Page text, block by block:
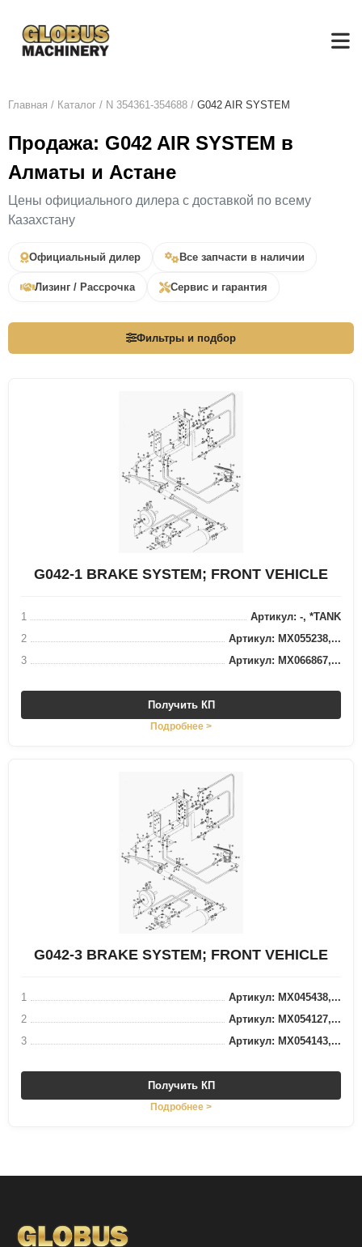
Главная / Каталог / N 354361-354688 / G042 AIR SYSTEM
Продажа: G042 AIR SYSTEM в
Алматы и Астане
Цены официального дилера с доставкой по всему
Казахстану
Официальный дилер Все запчасти в наличии
Лизинг / Рассрочка Сервис и гарантия
Фильтры и подбор
G042-1 BRAKE SYSTEM; FRONT VEHICLE
1
Артикул: -, *TANK
2
Артикул: MX055238,...
3
Артикул: MX066867,...
Получить КП
Подробнее >
G042-3 BRAKE SYSTEM; FRONT VEHICLE
1
Артикул: MX045438,...
2
Артикул: MX054127,...
3
Артикул: MX054143,...
Получить КП
Подробнее >